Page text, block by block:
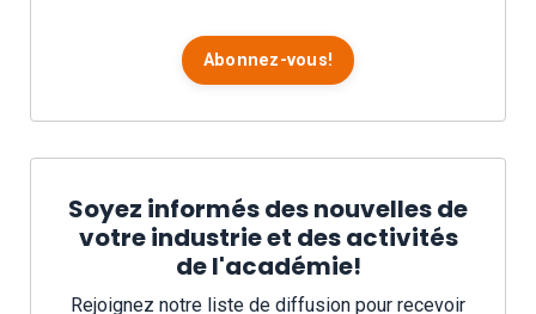
Abonnez-vous!
Soyez informés des nouvelles de
votre industrie et des activités
de l'académie!
Rejoignez notre liste de diffusion pour recevoir